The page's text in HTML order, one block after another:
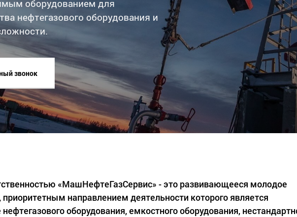
оборудованием для
нефтегазового оборудования и
звонок
«МашНефтеГазСервис» - это развивающееся молодое
направлением деятельности которого является
оборудования, емкостного оборудования,